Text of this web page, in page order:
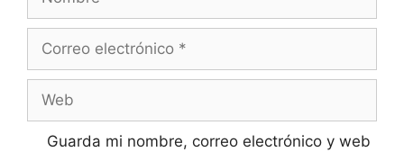
Correo
Web
Guarda mi nombre, correo electrónico y web